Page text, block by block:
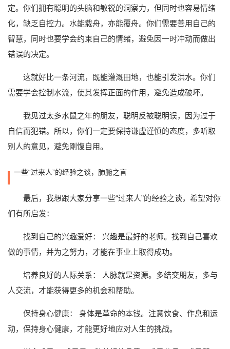
定。你们拥有聪明的头脑和敏锐的洞察力，但同时也容易情绪
化，缺乏自控力。水能载舟，亦能覆舟。你们需要善用自己的
智慧，同时也要学会约束自己的情绪，避免因一时冲动而做出
错误的决定。
这就好比一条河流，既能灌溉田地，也能引发洪水。你们
需要学会控制水流，使其发挥正面的作用，避免造成破坏。
我见过太多水鼠之年的朋友，聪明反被聪明误，因为过于
自信而犯错。所以，你们一定要保持谦虚谨慎的态度，多听取
别人的意见，避免刚愎自用。
一些“过来人”的经验之谈，肺腑之言
最后，我想跟大家分享一些“过来人”的经验之谈，希望对你
们有所启发：
找到自己的兴趣爱好： 兴趣是最好的老师。找到自己喜欢
做的事情，并为之努力，才能在事业上取得成功。
培养良好的人际关系： 人脉就是资源。多结交朋友，多与
人交流，才能获得更多的机会和帮助。
保持身心健康： 身体是革命的本钱。注意饮食、作息和运
动，保持身心健康，才能更好地应对人生的挑战。